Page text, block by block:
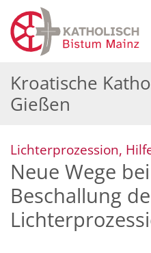
Zum Inhalt springen
Kroatische
Gießen
Lichterprozession,
Neue Wege
Beschallung